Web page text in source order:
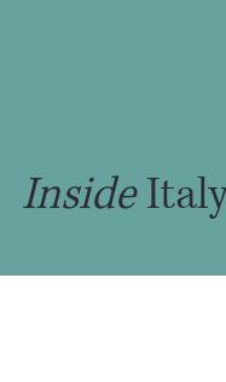
Inside